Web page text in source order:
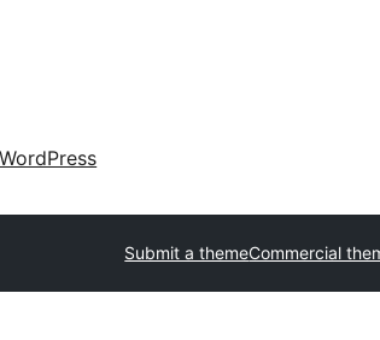
Submit a themeCommercial